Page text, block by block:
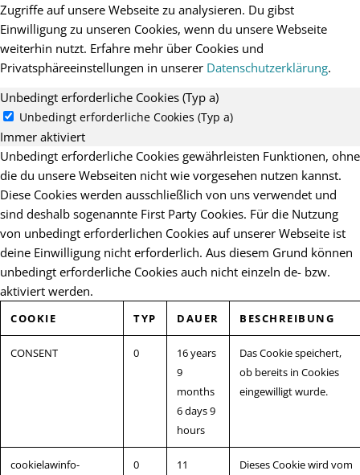
Zugriffe auf unsere Webseite zu analysieren. Du gibst
Einwilligung zu unseren Cookies, wenn du unsere Webseite
weiterhin nutzt. Erfahre mehr über Cookies und
Privatsphäreeinstellungen in unserer Datenschutzerklärung.
Unbedingt erforderliche Cookies (Typ a)
Unbedingt erforderliche Cookies (Typ a)
Immer aktiviert
Unbedingt erforderliche Cookies gewährleisten Funktionen, ohne
die du unsere Webseiten nicht wie vorgesehen nutzen kannst.
Diese Cookies werden ausschließlich von uns verwendet und
sind deshalb sogenannte First Party Cookies. Für die Nutzung
von unbedingt erforderlichen Cookies auf unserer Webseite ist
deine Einwilligung nicht erforderlich. Aus diesem Grund können
unbedingt erforderliche Cookies auch nicht einzeln de- bzw.
aktiviert werden.
COOKIE TYP DAUER BESCHREIBUNG
CONSENT 0
16 years
9
months
6 days 9
hours
Das Cookie speichert,
ob bereits in Cookies
eingewilligt wurde.
cookielawinfo-
0
11
Dieses Cookie wird vom